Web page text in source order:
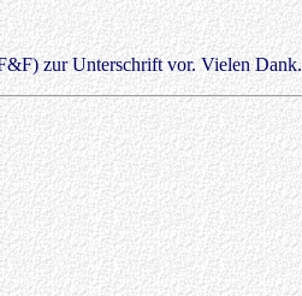
zur Unterschrift vor. Vielen Dank.